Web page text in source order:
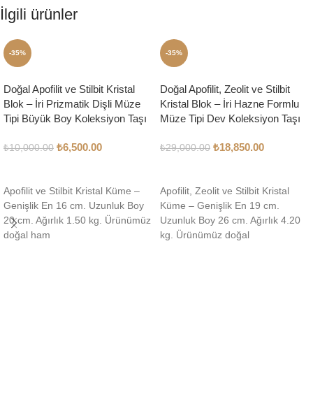
İlgili ürünler
-35%
Doğal Apofilit ve Stilbit Kristal
Blok – İri Prizmatik Dişli Müze
Tipi Büyük Boy Koleksiyon Taşı
₺10,000.00 ₺6,500.00
Apofilit ve Stilbit Kristal Küme –
Genişlik En 16 cm. Uzunluk Boy
20 cm. Ağırlık 1.50 kg. Ürünümüz
doğal ham
-35%
Doğal Apofilit, Zeolit ve Stilbit
Kristal Blok – İri Hazne Formlu
Müze Tipi Dev Koleksiyon Taşı
₺29,000.00 ₺18,850.00
Apofilit, Zeolit ve Stilbit Kristal
Küme – Genişlik En 19 cm.
Uzunluk Boy 26 cm. Ağırlık 4.20
kg. Ürünümüz doğal